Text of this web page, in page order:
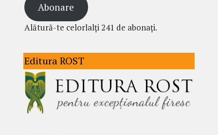
Abonare
Alătură-te celorlalți 241 de abonați.
Editura ROST